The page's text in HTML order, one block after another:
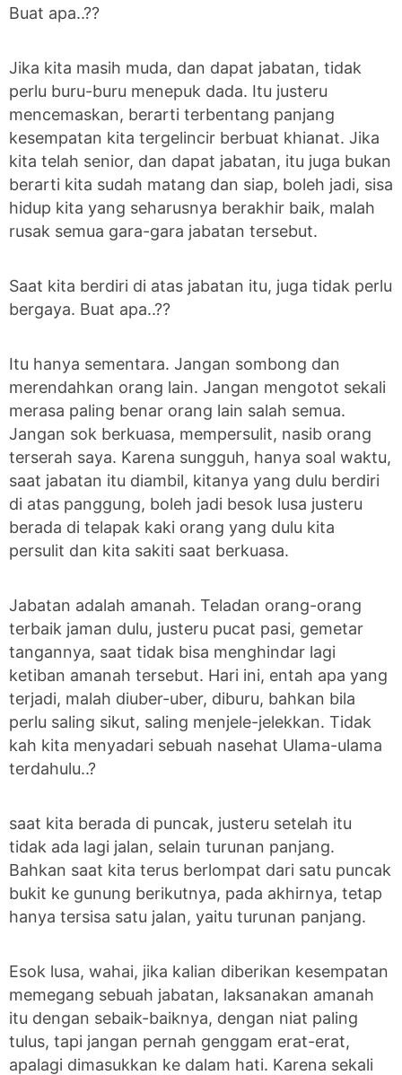
Buat apa..??
Jika kita masih muda, dan dapat jabatan, tidak
perlu buru-buru menepuk dada. Itu justeru
mencemaskan, berarti terbentang panjang
kesempatan kita tergelincir berbuat khianat. Jika
kita telah senior, dan dapat jabatan, itu juga bukan
berarti kita sudah matang dan siap, boleh jadi, sisa
hidup kita yang seharusnya berakhir baik, malah
rusak semua gara-gara jabatan tersebut.
Saat kita berdiri di atas jabatan itu, juga tidak perlu
bergaya. Buat apa..??
Itu hanya sementara. Jangan sombong dan
merendahkan orang lain. Jangan mengotot sekali
merasa paling benar orang lain salah semua.
Jangan sok berkuasa, mempersulit, nasib orang
terserah saya. Karena sungguh, hanya soal waktu,
saat jabatan itu diambil, kitanya yang dulu berdiri
di atas panggung, boleh jadi besok lusa justeru
berada di telapak kaki orang yang dulu kita
persulit dan kita sakiti saat berkuasa.
Jabatan adalah amanah. Teladan orang-orang
terbaik jaman dulu, justeru pucat pasi, gemetar
tangannya, saat tidak bisa menghindar lagi
ketiban amanah tersebut. Hari ini, entah apa yang
terjadi, malah diuber-uber, diburu, bahkan bila
perlu saling sikut, saling menjele-jelekkan. Tidak
kah kita menyadari sebuah nasehat Ulama-ulama
terdahulu..?
saat kita berada di puncak, justeru setelah itu
tidak ada lagi jalan, selain turunan panjang.
Bahkan saat kita terus berlompat dari satu puncak
bukit ke gunung berikutnya, pada akhirnya, tetap
hanya tersisa satu jalan, yaitu turunan panjang.
Esok lusa, wahai, jika kalian diberikan kesempatan
memegang sebuah jabatan, laksanakan amanah
itu dengan sebaik-baiknya, dengan niat paling
tulus, tapi jangan pernah genggam erat-erat,
apalagi dimasukkan ke dalam hati. Karena sekali